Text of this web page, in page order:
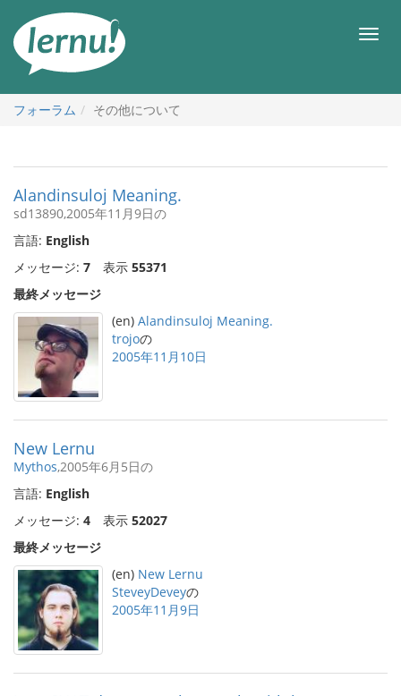
メ
フォーラム
その他について
Alandinsuloj Meaning.
sd13890,2005年11月9日の
言語: English
メッセージ: 7 表示 55371
最終メッセージ
(en) Alandinsuloj Meaning.
trojoの
2005年11月10日
New Lernu
Mythos,2005年6月5日の
言語: English
メッセージ: 4 表示 52027
最終メッセージ
(en) New Lernu
SteveyDeveyの
2005年11月9日